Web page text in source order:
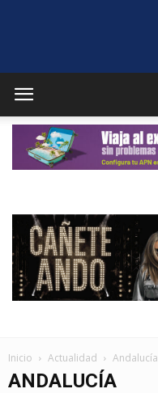
Inicio Actualidad Andalucía
ANDALUCÍA